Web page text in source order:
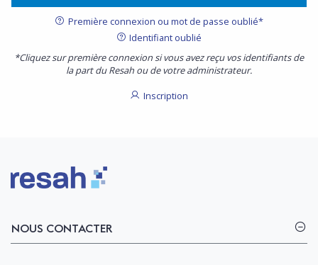
Première connexion ou mot de passe oublié*
Identifiant oublié
*Cliquez sur première connexion si vous avez reçu vos identifiants de
la part du Resah ou de votre administrateur.
Inscription
Logo Resah
NOUS CONTACTER